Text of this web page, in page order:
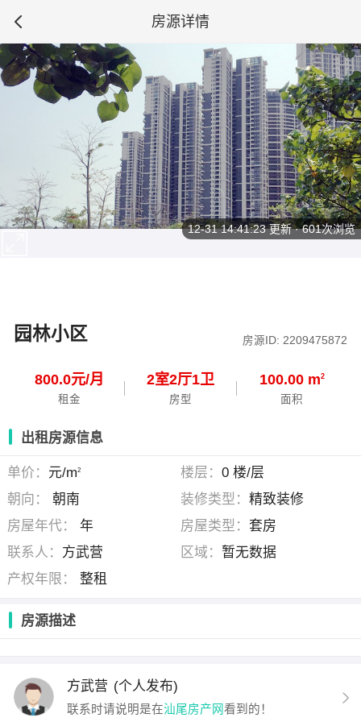
房源详情
园林小区 房源ID: 2209475872
800.0元/月
租金
2室2厅1卫
房型
100.00 m2
面积
12-31 14:41:23更新 · 601次浏览
出租房源信息
单价： 元/m2 楼层： 0 楼/层
朝向：
朝南 装修类型： 精致装修
房屋年代：
年 房屋类型： 套房
联系人： 方武营 区域： 暂无数据
产权年限：
整租
房源描述
方武营 (个人发布)
联系时请说明是在汕尾房产网看到的！